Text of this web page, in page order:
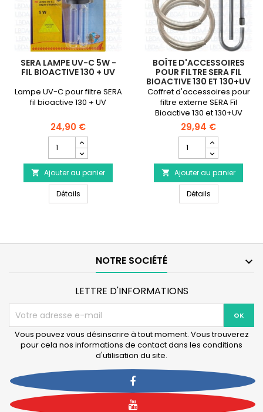
SERA LAMPE UV-C 5W -
FIL BIOACTIVE 130 + UV
Lampe UV-C pour filtre SERA
fil bioactive 130 + UV
24,90 €
quantité
du
produit
SERA
Lampe
UV-
Fil
 Ajouter au panier
DétailsSERA Lampe UV-C 5W - Fil Bioactive 130 + UV
BOÎTE D'ACCESSOIRES
POUR FILTRE SERA FIL
BIOACTIVE 130 ET 130+UV
Coffret d'accessoires pour
filtre externe SERA Fil
Bioactive 130 et 130+UV
29,94 €
quantité
du
produit
Boîte
d'accessoires
pour
Bioactive
 Ajouter au panier
DétailsBoîte
NOTRE SOCIÉTÉ 
LETTRE D'INFORMATIONS
Vous pouvez vous désinscrire à tout moment. Vous trouverez
pour cela nos informations de contact dans les conditions
d'utilisation du site.
Facebook
YouTube